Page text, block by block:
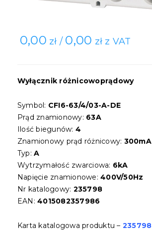
0,00 zł / 0,00 zł z VAT
Wyłącznik różnicowoprądowy
Symbol: CFI6-63/4/03-A-DE
Prąd znamionowy: 63A
Ilość biegunów: 4
Znamionowy prąd różnicowy: 300mA
Typ:A
Wytrzymałość zwarciowa: 6kA
Napięcie znamionowe:400V/50Hz
Nr katalogowy: 235798
EAN:4015082357986
Karta katalogowa produktu – 235798